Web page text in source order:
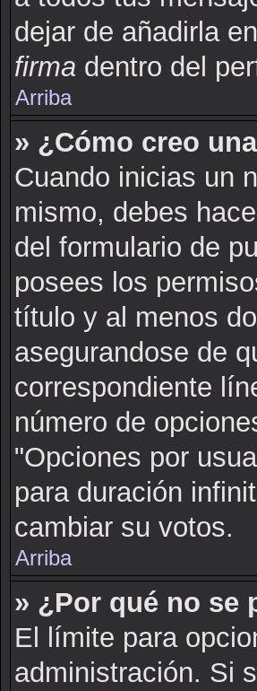
dejar de añadirla
firma dentro del
Arriba
» ¿Cómo creo
Cuando inicias un
mismo, debes
del formulario de
posees los
título y al menos
asegurandose de
correspondiente
número de
"Opciones por
para duración
cambiar su votos.
Arriba
» ¿Por qué no se
El límite para
administración. Si